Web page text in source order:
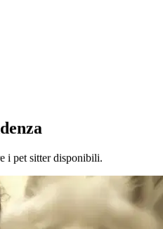
i pet sitter disponibili.